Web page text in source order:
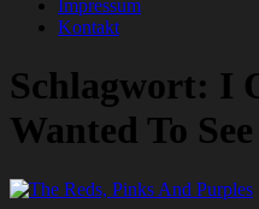
Impressum
Kontakt
Schlagwort: I
Wanted To